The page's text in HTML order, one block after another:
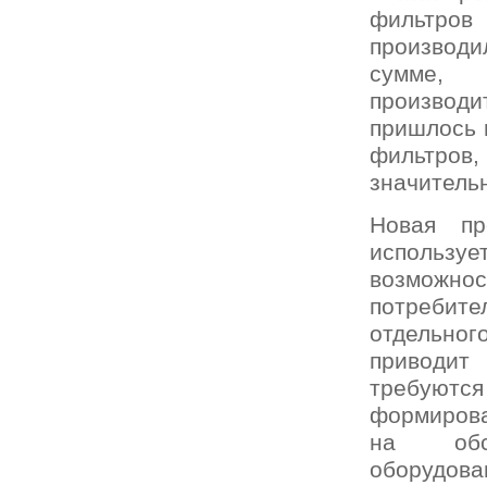
сумме,
пришлось
Новая
на